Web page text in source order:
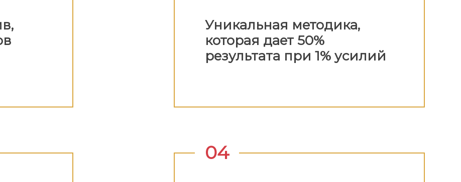
Уникальная методика,
которая дает 50%
результата при 1% усилий
04